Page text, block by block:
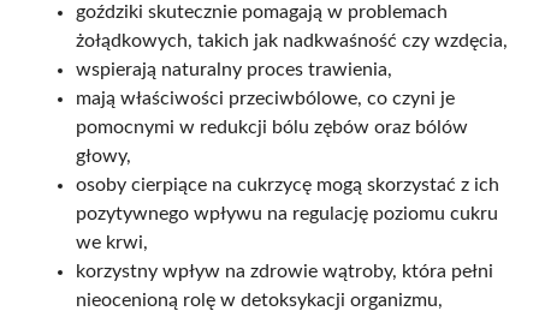
goździki skutecznie pomagają w problemach
żołądkowych, takich jak nadkwaśność czy wzdęcia,
wspierają naturalny proces trawienia,
mają właściwości przeciwbólowe, co czyni je
pomocnymi w redukcji bólu zębów oraz bólów
głowy,
osoby cierpiące na cukrzycę mogą skorzystać z ich
pozytywnego wpływu na regulację poziomu cukru
we krwi,
korzystny wpływ na zdrowie wątroby, która pełni
nieocenioną rolę w detoksykacji organizmu,